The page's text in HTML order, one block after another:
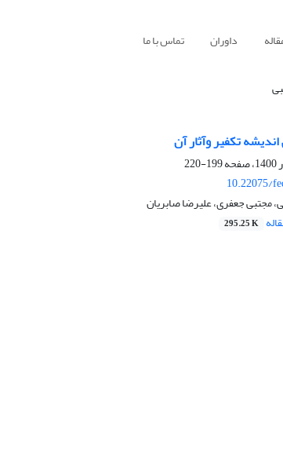
داوران تماس با ما
تکفیر وآثار آن
199-220
10.22075/
مجتبی جعفری، علیرضا صابریان
295.25 K